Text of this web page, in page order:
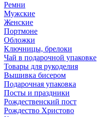
Ремни
Мужские
Женские
Портмоне
Обложки
Ключницы, брелоки
Чай в подарочной упаковке
Товары для рукоделия
Вышивка бисером
Подарочная упаковка
Посты и праздники
Рождественский пост
Рождество Христово